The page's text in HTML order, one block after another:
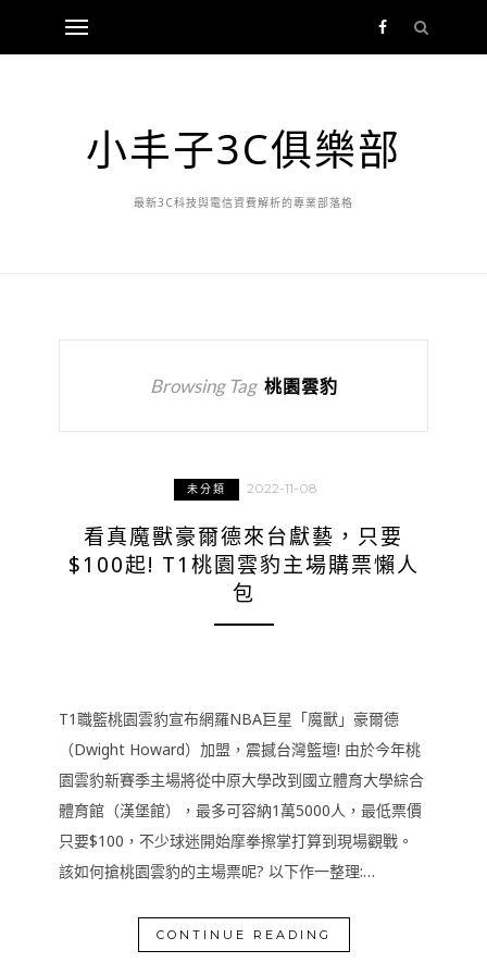
小丰子3C俱樂部
最新3C科技與電信資費解析的專業部落格
Browsing Tag 桃園雲豹
未分類 2022-11-08
看真魔獸豪爾德來台獻藝，只要
$100起! T1桃園雲豹主場購票懶人
包
T1職籃桃園雲豹宣布網羅NBA巨星「魔獸」豪爾德
（Dwight Howard）加盟，震撼台灣籃壇! 由於今年桃
園雲豹新賽季主場將從中原大學改到國立體育大學綜合
體育館（漢堡館），最多可容納1萬5000人，最低票價
只要$100，不少球迷開始摩拳擦掌打算到現場觀戰。
該如何搶桃園雲豹的主場票呢? 以下作一整理:…
CONTINUE READING